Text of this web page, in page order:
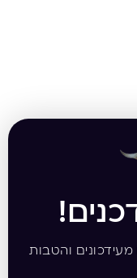
מעידכונים והטבות